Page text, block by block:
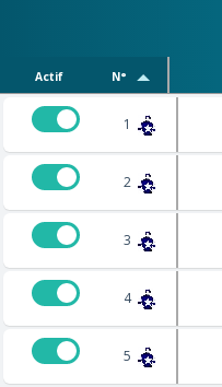
Actif N°
1
2
3
4
5